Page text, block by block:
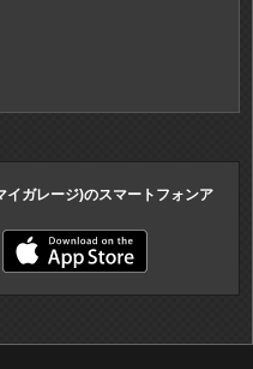
ガレージ)のスマートフォンア